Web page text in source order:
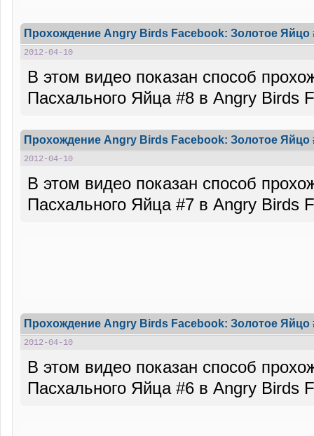
Прохождение Angry Birds Facebook: Золотое Яйцо
2012-04-10
В этом видео показан способ
Пасхального Яйца #8 в Angry Birds
Прохождение Angry Birds Facebook: Золотое Яйцо
2012-04-10
В этом видео показан способ
Пасхального Яйца #7 в Angry Birds
Прохождение Angry Birds Facebook: Золотое Яйцо
2012-04-10
В этом видео показан способ
Пасхального Яйца #6 в Angry Birds